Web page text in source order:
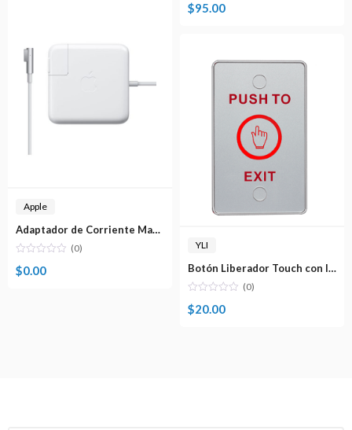
Apple
Adaptador de Corriente MagSafe 2 de 45W
(0)
$0.00
$95.00
YLI
Botón Liberador Touch con Iluminación LED YLI
(0)
$20.00